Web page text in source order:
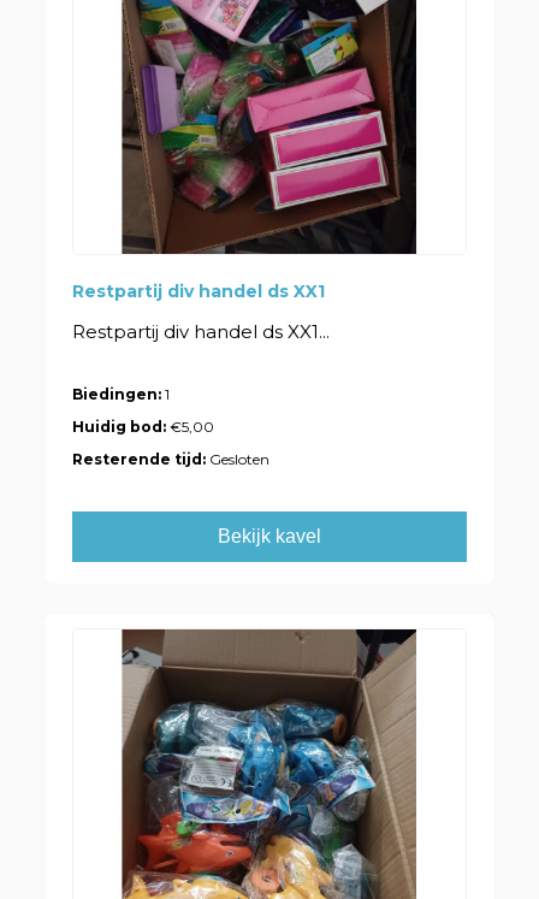
Restpartij div handel ds XX1
Restpartij div handel ds XX1...
Biedingen: 1
Huidig bod:€5,00
Resterende tijd: Gesloten
Bekijk kavel